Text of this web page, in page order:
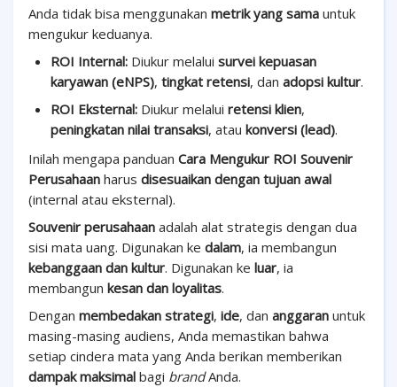
Anda tidak bisa menggunakan metrik yang sama untuk
mengukur keduanya.
ROI Internal: Diukur melalui survei kepuasan
karyawan (eNPS), tingkat retensi, dan adopsi kultur.
ROI Eksternal: Diukur melalui retensi klien,
peningkatan nilai transaksi, atau konversi (lead).
Inilah mengapa panduan Cara Mengukur ROI Souvenir
Perusahaan harus disesuaikan dengan tujuan awal
(internal atau eksternal).
Souvenir perusahaan adalah alat strategis dengan dua
sisi mata uang. Digunakan ke dalam, ia membangun
kebanggaan dan kultur. Digunakan ke luar, ia
membangun kesan dan loyalitas.
Dengan membedakan strategi, ide, dan anggaran untuk
masing-masing audiens, Anda memastikan bahwa
setiap cindera mata yang Anda berikan memberikan
dampak maksimal bagi brandAnda.